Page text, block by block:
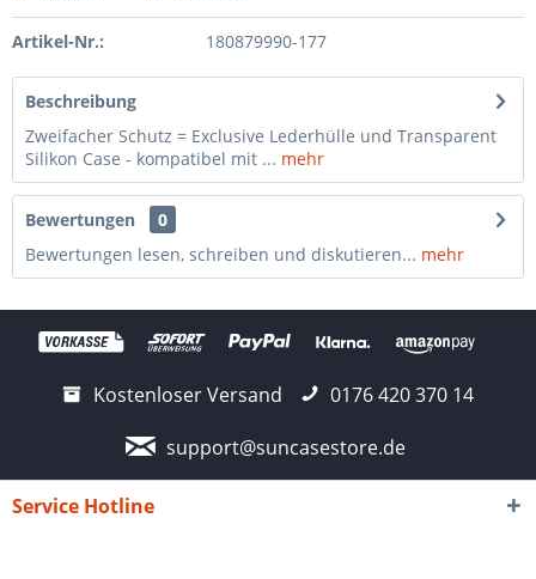
Artikel-Nr.: 180879990-177
Beschreibung
Zweifacher Schutz = Exclusive Lederhülle und Transparent
Silikon Case - kompatibel mit ... mehr
Bewertungen
0
Bewertungen lesen, schreiben und diskutieren... mehr
Kostenloser Versand
0176 420 370 14
support@suncasestore.de
Service Hotline